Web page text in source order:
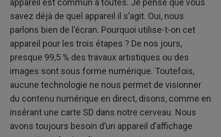
appareil est commun à toutes. Je pense que vous
savez déjà de quel appareil il s’agit. Oui, nous
parlons bien de l'écran. Pourquoi utilise-t-on cet
appareil pour les trois étapes ? De nos jours,
presque 99,5 % des travaux artistiques ou des
images sont sous forme numérique. Toutefois,
aucune technologie ne nous permet de visionner
du contenu numérique en direct, disons, comme en
insérant une carte SD dans notre cerveau. Nous
avons toujours besoin d’un appareil d’affichage